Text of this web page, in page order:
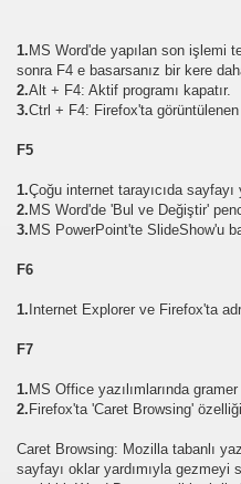
1. MS Word'de yapılan son işlemi
sonra F4 e basarsanız bir kere
2.Alt + F4: Aktif programı kapatır.
3.Ctrl + F4: Firefox'ta
F5
1.Çoğu internet tarayıcıda sayfayı
2. MS Word'de 'Bul ve Değiştir'
3. MS PowerPoint'te SlideShow'u
F6
1. Internet Explorer ve Firefox'ta
F7
1. MS Office yazılımlarında
2. Firefox'ta 'Caret Browsing'
Caret Browsing: Mozilla tabanlı
sayfayı oklar yardımıyla gezmeyi